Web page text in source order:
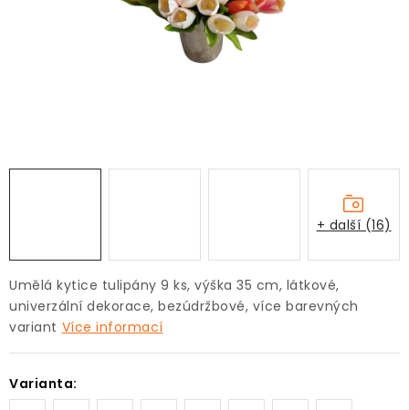
Umělá kytice tulipány 9 ks, výška 35 cm, látkové,
univerzální dekorace, bezúdržbové, více barevných
variant Více informací
Varianta:
+ další (16)